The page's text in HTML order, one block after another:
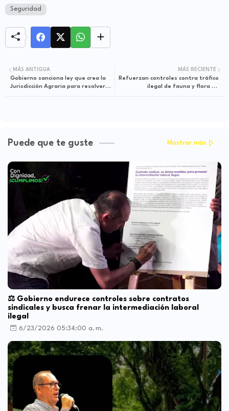
Seguridad
MÁS RECIENTE
Refuerzan controles contra tráfico
ilegal de fauna y flora en
MÁS ANTIGUA
Gobierno sanciona ley que crea la
Jurisdicción Agraria para resolver
Puede que te guste Mostrar más
⚖️ Gobierno endurece controles sobre contratos
sindicales y busca frenar la intermediación laboral
ilegal
6/23/2026 05:34:00 a. m.